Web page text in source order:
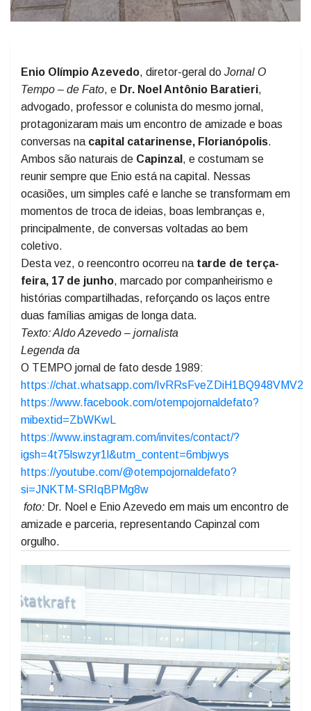
Enio Olímpio Azevedo, diretor-geral doJornal O
Tempo – de Fato, eDr. Noel Antônio Baratieri,
advogado, professor e colunista do mesmo jornal,
protagonizaram mais um encontro de amizade e boas
conversas na capital catarinense, Florianópolis.
Ambos são naturais deCapinzal, e costumam se
reunir sempre que Enio está na capital. Nessas
ocasiões, um simples café e lanche se transformam em
momentos de troca de ideias, boas lembranças e,
principalmente, de conversas voltadas ao bem
coletivo.
Desta vez, o reencontro ocorreu na
feira, 17 de junho, marcado por companheirismo e
histórias compartilhadas, reforçando os laços entre
duas famílias amigas de longa data.
Texto: Aldo Azevedo – jornalista
Legenda da
O TEMPO jornal de fato desde 1989:
https://chat.whatsapp.com/IvRRsFveZDiH1BQ948VMV2
https://www.facebook.com/otempojornaldefato?
mibextid=ZbWKwL
https://www.instagram.com/invites/contact/?
igsh=4t75lswzyr1l&utm_content=6mbjwys
https://youtube.com/@otempojornaldefato?
si=JNKTM-SRIqBPMg8w
amizade e parceria, representando Capinzal com
orgulho.